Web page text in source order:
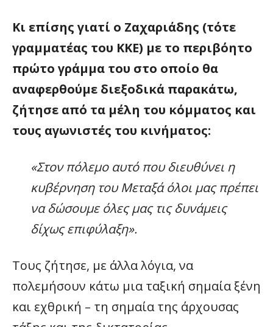
Κι επίσης γιατί ο Ζαχαριάδης (τότε
γραμματέας του ΚΚΕ) με το περιβόητο
πρώτο γράμμα του στο οποίο θα
αναφερθούμε διεξοδικά παρακάτω,
ζήτησε από τα μέλη του κόμματος και
τους αγωνιστές του κινήματος:
«Στον πόλεμο αυτό που διευθύνει η
κυβέρνηση του Μεταξά όλοι μας πρέπει
να δώσουμε όλες μας τις δυνάμεις
δίχως επιφύλαξη».
Τους ζήτησε, με άλλα λόγια, να
πολεμήσουν κάτω μια ταξική σημαία ξένη
και εχθρική – τη σημαία της άρχουσας